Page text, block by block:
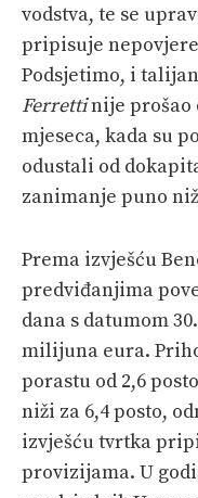
vodstva, te se
pripisuje
Podsjetimo, i
Ferrettinije prošao
mjeseca, kada su
odustali od
zanimanje puno
Prema izvješću
predviđanjima
dana s datumom
milijuna eura.
porastu od 2,6
niži za 6,4 posto,
izvješću tvrtka
provizijama. U